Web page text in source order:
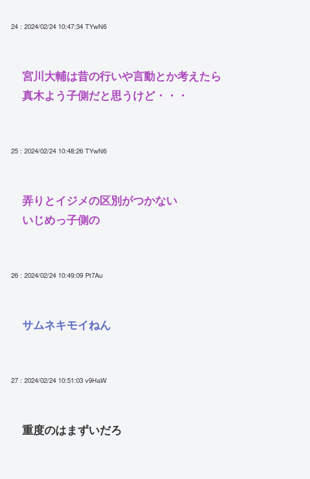
24 : 2024/02/24 10:47:34 TYwN6
宮川大輔は昔の行いや言動とか考えたら
真木よう子側だと思うけど・・・
25 : 2024/02/24 10:48:26 TYwN6
弄りとイジメの区別がつかない
いじめっ子側の
26 : 2024/02/24 10:49:09 Pt7Au
サムネキモイねん
27 : 2024/02/24 10:51:03 v9HaW
重度のはまずいだろ